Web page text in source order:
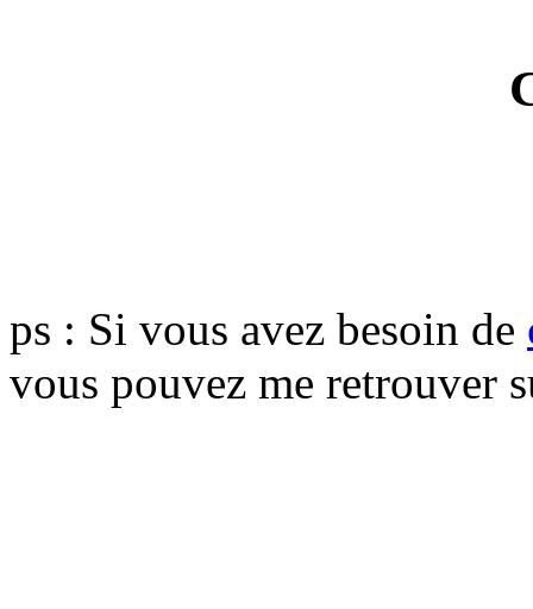
ps : Si vous avez besoin de
vous pouvez me retrouver